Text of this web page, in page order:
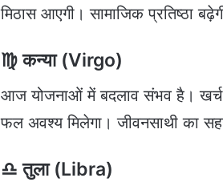
मिठास आएगी। सामाजिक प्रतिष्ठा
♍ कन्या (Virgo)
आज योजनाओं में बदलाव संभव है। खर्च
फल अवश्य मिलेगा। जीवनसाथी का
♎ तुला (Libra)